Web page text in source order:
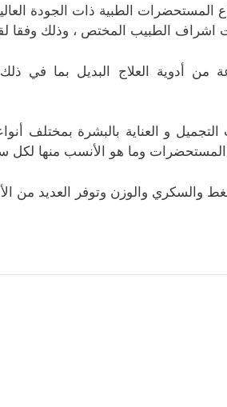
المستحضرات الطبية ذات الجودة
تحت اشراف الطبيب المختص ، وذلك وفقا
أدوية العلاج البديل بما في ذلك
و العناية بالبشرة بمختلف
المستحضرات وما هو الأنسب منها لكل
والسكري والوزن وتوفر العديد من